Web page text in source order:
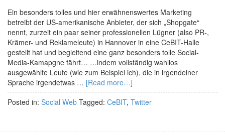
Ein besonders tolles und hier erwähnenswertes Marketing
betreibt der US-amerikanische Anbieter, der sich „Shopgate“
nennt, zurzeit ein paar seiner professionellen Lügner (also PR-,
Krämer- und Reklameleute) in Hannover in eine CeBIT-Halle
gestellt hat und begleitend eine ganz besonders tolle Social-
Media-Kamapgne fährt… …indem vollständig wahllos
ausgewählte Leute (wie zum Beispiel ich), die in irgendeiner
Sprache irgendetwas … [Read more…]
Posted in: Social Web Tagged: CeBIT, Twitter